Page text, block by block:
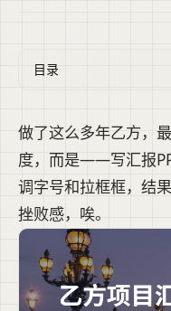
目录
做了这么多年乙方，
度，而是——写汇报
调字号和拉框框，结
挫败感，唉。